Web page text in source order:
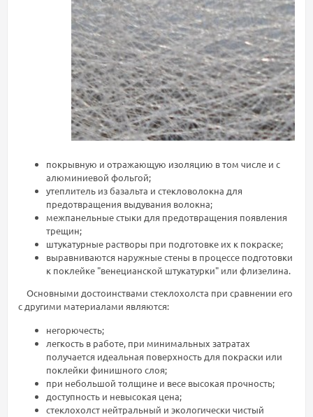
покрывную и отражающую изоляцию в том числе и с
алюминиевой фольгой;
утеплитель из базальта и стекловолокна для
предотвращения выдувания волокна;
межпанельные стыки для предотвращения появления
трещин;
штукатурные растворы при подготовке их к покраске;
выравниваются наружные стены в процессе подготовки
к поклейке "венецианской штукатурки" или флизелина.
Основными достоинствами стеклохолста при сравнении его
с другими материалами являются:
негорючесть;
легкость в работе, при минимальных затратах
получается идеальная поверхность для покраски или
поклейки финишного слоя;
при небольшой толщине и весе высокая прочность;
доступность и невысокая цена;
стеклохолст нейтральный и экологически чистый